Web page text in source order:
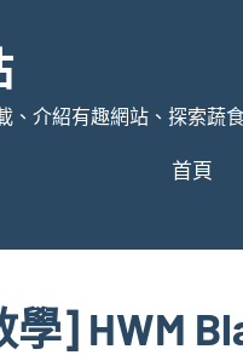
、介紹有趣網站、探索蔬
首頁
] HWM